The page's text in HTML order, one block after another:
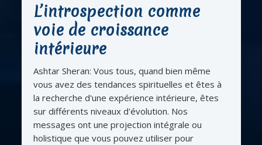
L’introspection comme
voie de croissance
intérieure
Ashtar Sheran: Vous tous, quand bien même
vous avez des tendances spirituelles et êtes à
la recherche d'une expérience intérieure, êtes
sur différents niveaux d'évolution. Nos
messages ont une projection intégrale ou
holistique que vous pouvez utiliser pour